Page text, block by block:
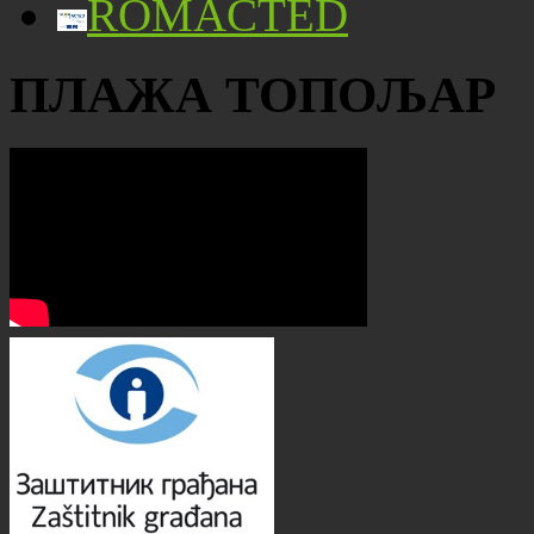
ROMACTED
ПЛАЖА ТОПОЉАР